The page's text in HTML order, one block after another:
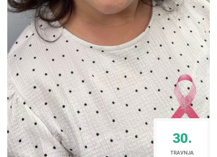
30.
TRAVNJA